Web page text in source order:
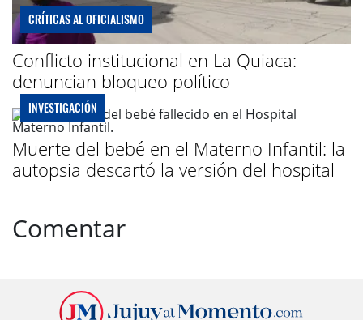
CRÍTICAS AL OFICIALISMO
Conflicto institucional en La Quiaca:
denuncian bloqueo político
INVESTIGACIÓN
Muerte del bebé en el Materno Infantil: la
autopsia descartó la versión del hospital
Comentar